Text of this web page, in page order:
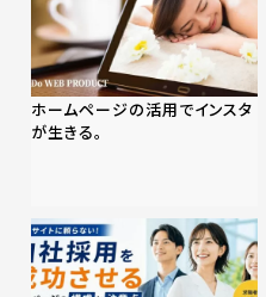
ホームページの活用でインスタ
が生きる。